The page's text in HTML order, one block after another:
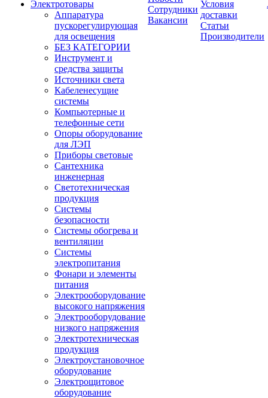
Электротовары
Аппаратура
пускорегулирующая
для освещения
БЕЗ КАТЕГОРИИ
Инструмент и
средства защиты
Источники света
Кабеленесущие
системы
Компьютерные и
телефонные сети
Опоры оборудование
для ЛЭП
Приборы световые
Сантехника
инженерная
Светотехническая
продукция
Системы
безопасности
Системы обогрева и
вентиляции
Системы
электропитания
Фонари и элементы
питания
Электрооборудование
высокого напряжения
Электрооборудование
низкого напряжения
Электротехническая
продукция
Электроустановочное
оборудование
Электрощитовое
оборудование
Сотрудники
Вакансии
Условия
доставки
Статьи
Производители